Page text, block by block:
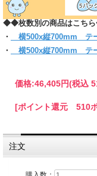
◆◆枚数別の商品はこち
・
横500x縦700mm テ
・
横500x縦700mm テ
価格:46,405円(税込
[ポイント還元 510
注文